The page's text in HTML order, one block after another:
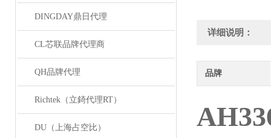
DINGDAY鼎日代理
CL芯联品牌代理商
QH品牌代理
Richtek（立錡代理RT）
DU（上海占空比）
详细说明：
品牌